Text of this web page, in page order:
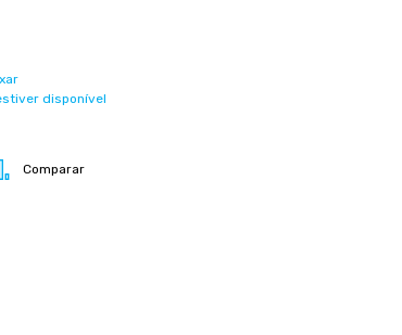
disponível
Comparar